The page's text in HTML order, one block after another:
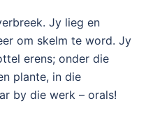
Jy lieg en
om skelm te word. Jy
erens; onder die
plante, in die
by die werk – orals!